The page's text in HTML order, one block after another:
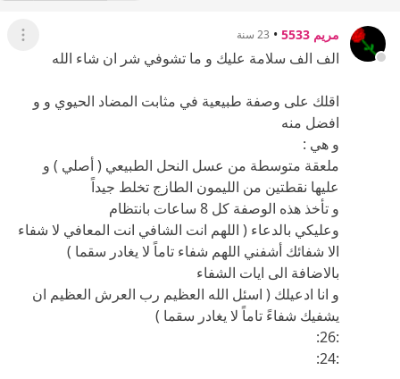
مريم 5533 • 23 سنة عرض
الف الف سلامة عليك و ما تشوفي شر ان شاء الله
اقلك على وصفة طبيعية في مثابت المضاد الحيوي و و
افضل منه
و هي :
ملعقة متوسطة من عسل النحل الطبيعي ( أصلي ) و
عليها نقطتين من الليمون الطازج تخلط جيداً
و تأخذ هذه الوصفة كل 8 ساعات بانتظام
وعليكي بالدعاء ( اللهم انت الشافي انت المعافي لا شفاء
الا شفائك أشفني اللهم شفاء تاماً لا يغادر سقما )
بالاضافة الى ايات الشفاء
و انا ادعيلك ( اسئل الله العظيم رب العرش العظيم ان
يشفيك شفاءً تاماً لا يغادر سقما )
:26:
:24: